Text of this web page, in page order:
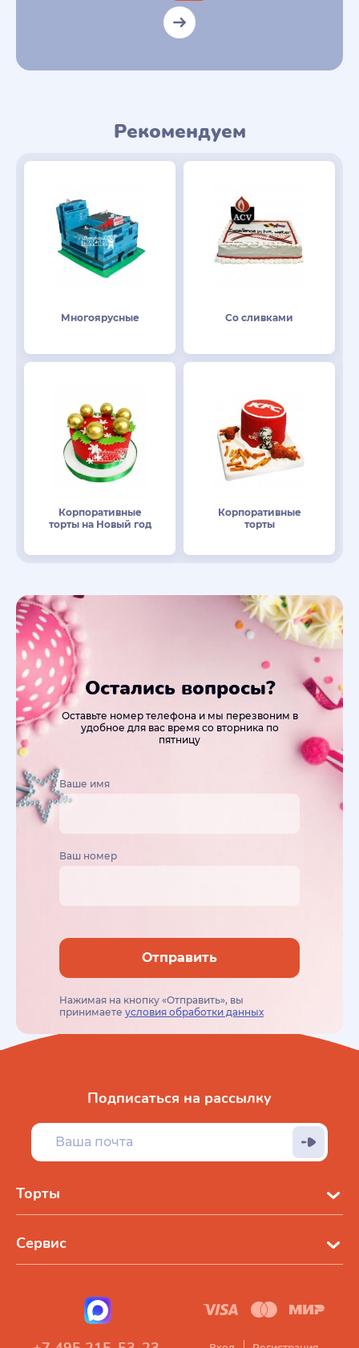
Рекомендуем
Многоярусные Со сливками
Корпоративные
торты на Новый год
Корпоративные
торты
Остались вопросы?
Оставьте номер телефона и мы перезвоним в
удобное для вас время со вторника по
пятницу
Ваше имя
Ваш номер
Отправить
Нажимая на кнопку «Отправить», вы
принимаете условия обработки данных
Торты
Сервис
Подписаться на рассылку